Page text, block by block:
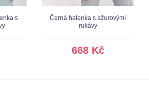
s
Černá halenka s ažurovými
rukávy
668 Kč